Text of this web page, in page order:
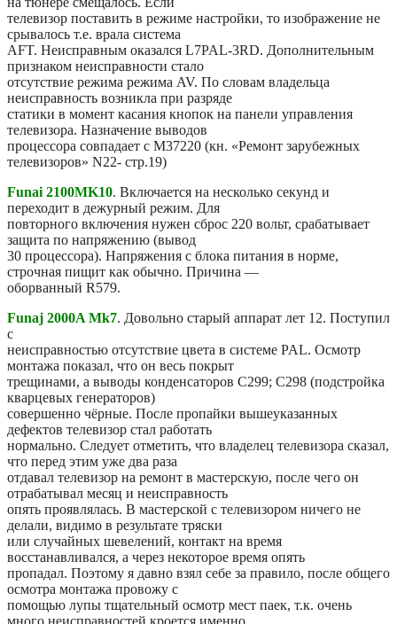
телевизор поставить в режиме настройки, то изображение не
срывалось т.е. врала система
AFT. Неисправным оказался L7PAL-3RD. Дополнительным
признаком неисправности стало
отсутствие режима режима AV. По словам владельца
неисправность возникла при разряде
статики в момент касания кнопок на панели управления
телевизора. Назначение выводов
процессора совпадает с M37220 (кн. «Ремонт зарубежных
телевизоров» N22- стр.19)
Funai 2100MK10. Включается на несколько секунд и
переходит в дежурный режим. Для
повторного включения нужен сброс 220 вольт, срабатывает
защита по напряжению (вывод
30 процессора). Напряжения с блока питания в норме,
строчная пищит как обычно. Причина —
оборванный R579.
Funaj 2000A Mk7. Довольно старый аппарат лет 12. Поступил
с
неисправностью отсутствие цвета в системе PAL. Осмотр
монтажа показал, что он весь покрыт
трещинами, а выводы конденсаторов С299; С298 (подстройка
кварцевых генераторов)
совершенно чёрные. После пропайки вышеуказанных
дефектов телевизор стал работать
нормально. Следует отметить, что владелец телевизора сказал,
что перед этим уже два раза
отдавал телевизор на ремонт в мастерскую, после чего он
отрабатывал месяц и неисправность
опять проявлялась. В мастерской с телевизором ничего не
делали, видимо в результате тряски
или случайных шевелений, контакт на время
восстанавливался, а через некоторое время опять
пропадал. Поэтому я давно взял себе за правило, после общего
осмотра монтажа провожу с
помощью лупы тщательный осмотр мест паек, т.к. очень